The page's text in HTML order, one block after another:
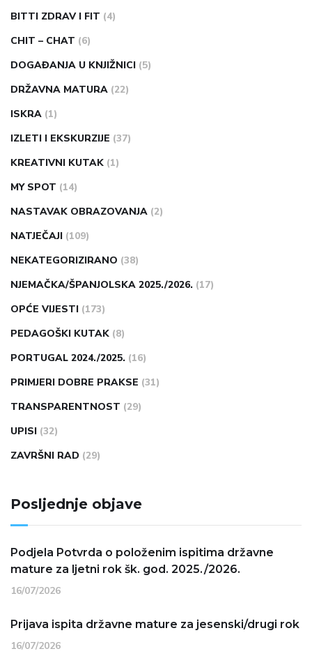
BITTI ZDRAV I FIT (4)
CHIT – CHAT (6)
DOGAĐANJA U KNJIŽNICI (5)
DRŽAVNA MATURA (22)
ISKRA (1)
IZLETI I EKSKURZIJE (37)
KREATIVNI KUTAK (1)
MY SPOT (14)
NASTAVAK OBRAZOVANJA (2)
NATJEČAJI (109)
NEKATEGORIZIRANO (38)
NJEMAČKA/ŠPANJOLSKA 2025./2026. (17)
OPĆE VIJESTI (173)
PEDAGOŠKI KUTAK (8)
PORTUGAL 2024./2025. (16)
PRIMJERI DOBRE PRAKSE (31)
TRANSPARENTNOST (29)
UPISI (32)
ZAVRŠNI RAD (29)
Posljednje objave
Podjela Potvrda o položenim ispitima državne
mature za ljetni rok šk. god. 2025./2026.
16/07/2026
Prijava ispita državne mature za jesenski/drugi rok
16/07/2026